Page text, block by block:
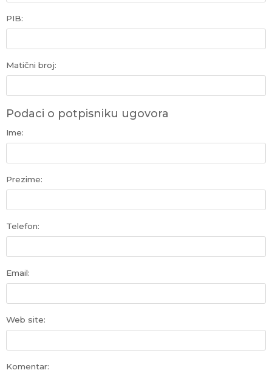
PIB:
Matični broj:
Podaci o potpisniku ugovora
Ime:
Prezime:
Telefon:
Email:
Web site:
Komentar: